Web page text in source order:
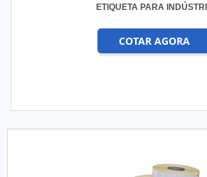
ETIQUETA PARA
COTAR AGORA